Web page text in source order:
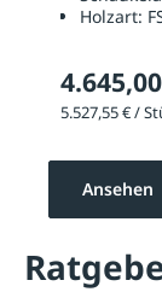
Holzart:
Ansehen